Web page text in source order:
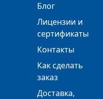
Блог
Лицензии и
сертификаты
Контакты
Как сделать
заказ
Доставка,